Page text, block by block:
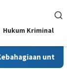
Hukum Kriminal
untuk